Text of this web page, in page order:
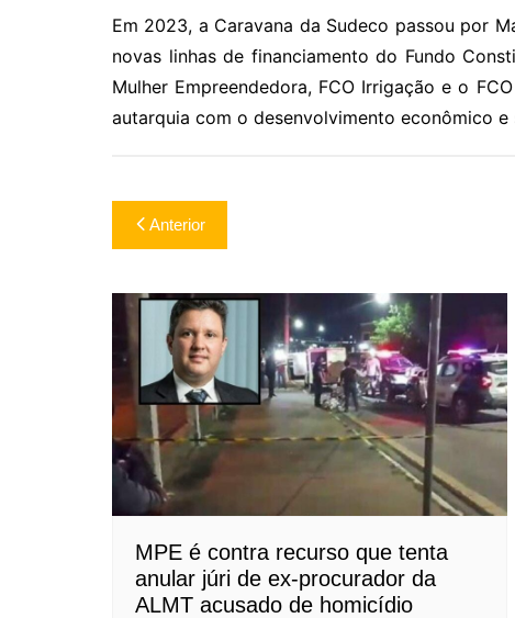
Em 2023, a Caravana da Sudeco passou por
novas linhas de financiamento do Fundo
Mulher Empreendedora, FCO Irrigação e o
autarquia com o desenvolvimento econômico e
Navegação
de
Post
Anterior
MPE é contra recurso que tenta
anular júri de ex-procurador da
ALMT acusado de homicídio